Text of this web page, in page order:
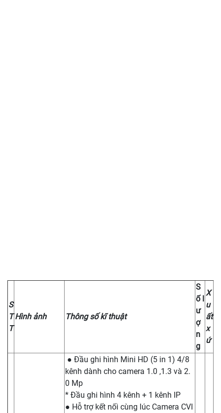
S
T
T
Hình ảnh Thông số kĩ thuật
S
ố l
ư
ợ
n
g
X
u
ất
x
ứ
● Đầu ghi hình Mini HD (5 in 1) 4/8
kênh dành cho camera 1.0 ,1.3 và 2.
0 Mp
* Đầu ghi hình 4 kênh + 1 kênh IP
● Hỗ trợ kết nối cùng lúc Camera CVI